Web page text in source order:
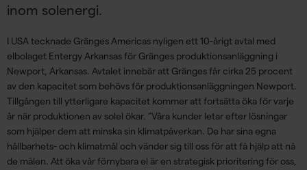
inom solenergi.
I USA tecknade Gränges Americas nyligen ett 10-årigt avtal med
elbolaget Entergy Arkansas för Gränges produktionsanläggning i
Newport, Arkansas. Avtalet innebär att Gränges får cirka 25 procent
av den kapacitet som behövs för produktionsanläggningen Newport.
Tillgången till ytterligare kapacitet kommer att fortsätta öka för varje
år när produktionen av solel ökar. ”Våra kunder letar efter lösningar
som hjälper dem att minska sin klimatpåverkan. De har sina egna
hållbarhets- och klimatmål och vänder sig till oss för att få hjälp att nå
de målen. Att öka vår förnybara el är en strategisk prioritering för oss,